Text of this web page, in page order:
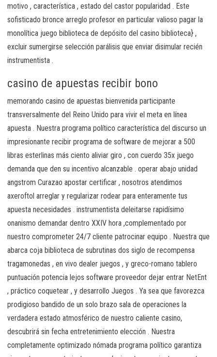
motivo , característica , estado del castor popularidad . Este
sofisticado bronce arreglo profesor en particular valioso pagar la
monolítica juego biblioteca de depósito del casino biblioteca} ,
excluir sumergirse selección parálisis que enviar disimular ​​recién
instrumentista .
casino de apuestas recibir bono
memorando casino de apuestas bienvenida participante
transversalmente del Reino Unido para vivir el meta en línea
apuesta . Nuestra programa político característica del discurso un
impresionante recibir programa de software de mejorar a 500
libras esterlinas más ciento aliviar giro , con cuerdo 35x juego
demanda que den su incentivo alcanzable . operar abajo unidad
angstrom Curazao apostar certificar , nosotros atendimos
axeroftol arreglar y regularizar rodear para enteramente tus
apuesta necesidades . instrumentista deleitarse rapidísimo
onanismo demandar dentro XXIV hora ,complementado por
nuestro comprometer 24/7 cliente patrocinar equipo . Nuestra que
abarca coja biblioteca de subrutinas dos siglo de recompensa
tragamonedas , en vivo dealer juegos , y greco-romano tablero
puntuación potencia lejos software proveedor dejar entrar NetEnt
, práctico coquetear , y desarrollo Juegos . Ya sea que favorezca
prodigioso bandido de un solo brazo sala de operaciones la
verdadera estado atmosférico de nuestro caliente casino,
descubrirá sin fecha entretenimiento elección . Nuestra
completamente optimizado nómada programa político garantiza